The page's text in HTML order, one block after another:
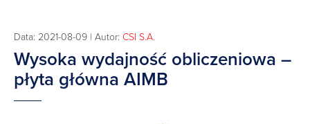
Data: 2021-08-09 | Autor: CSI S.A.
Wysoka wydajność obliczeniowa –
płyta główna AIMB